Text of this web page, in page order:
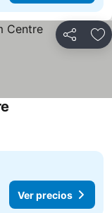
Compartir
Ver precios